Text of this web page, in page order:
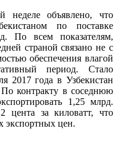
неделе объявлено, что
по поставке
По всем показателям,
страной связано не с
обеспечения влагой
период. Стало
2017 года в Узбекистан
контракту в соседнюю
1,25 млрд.
цента за киловатт, что
экспортных цен.